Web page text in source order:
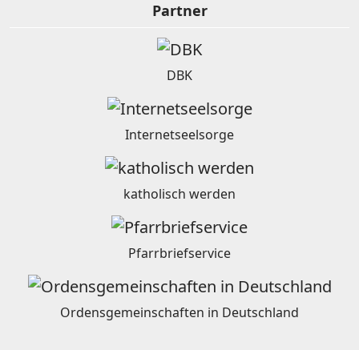
Partner
DBK
Internetseelsorge
katholisch werden
Pfarrbriefservice
Ordensgemeinschaften in Deutschland